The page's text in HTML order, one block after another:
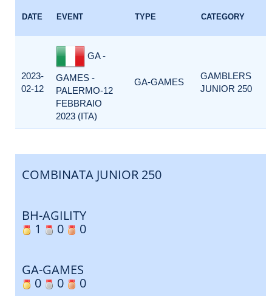
DATE EVENT TYPE CATEGORY
2023-
02-12
GA -
GAMES -
PALERMO-12
FEBBRAIO
2023 (ITA)
GA-GAMES
GAMBLERS
JUNIOR 250
COMBINATA JUNIOR 250
BH-AGILITY
1
0 0
GA-GAMES
0
0 0